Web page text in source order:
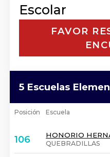
Escolar
FAVOR
5 Escuelas
Posición Escuela
106 HONORIO
QUEBRADILLAS